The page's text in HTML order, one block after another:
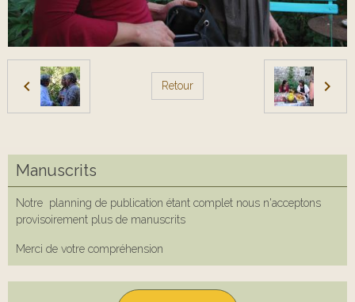
Retour
Manuscrits
Notre planning de publication étant complet nous n'acceptons
provisoirement plus de manuscrits
Merci de votre compréhension